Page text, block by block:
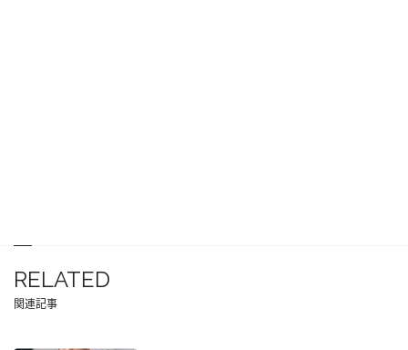
RELATED
関連記事